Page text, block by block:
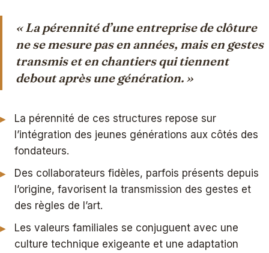
« La pérennité d’une entreprise de clôture
ne se mesure pas en années, mais en gestes
transmis et en chantiers qui tiennent
debout après une génération. »
La pérennité de ces structures repose sur
l’intégration des jeunes générations aux côtés des
fondateurs.
Des collaborateurs fidèles, parfois présents depuis
l’origine, favorisent la transmission des gestes et
des règles de l’art.
Les valeurs familiales se conjuguent avec une
culture technique exigeante et une adaptation